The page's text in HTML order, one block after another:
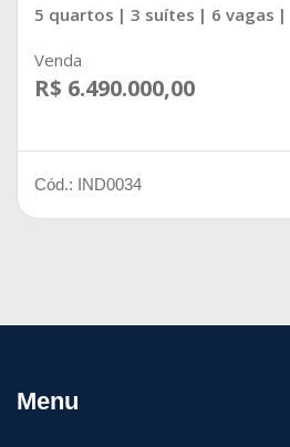
5 quartos | 3 suítes | 6 vagas |
Venda
R$ 6.490.000,00
Cód.: IND0034
Menu